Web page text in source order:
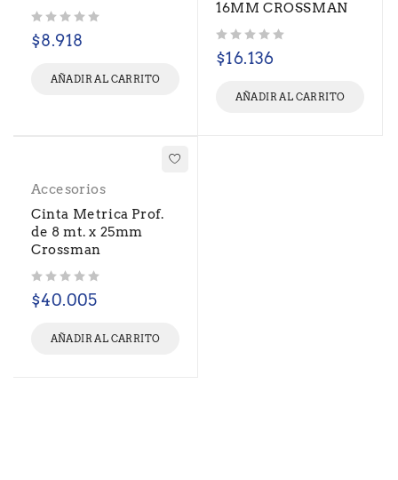
$8.918
AÑADIR AL CARRITO
16MM CROSSMAN
$16.136
AÑADIR AL CARRITO
Accesorios
Cinta Metrica Prof.
de 8 mt. x 25mm
Crossman
$40.005
AÑADIR AL CARRITO